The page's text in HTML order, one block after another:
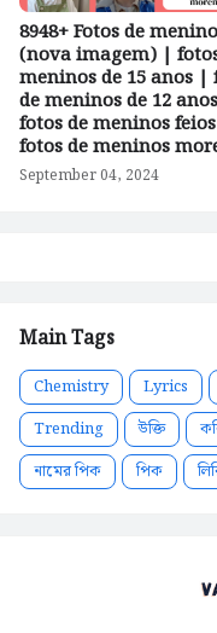
8948+ Fotos de
(nova imagem) |
meninos de 15 anos |
de meninos de 12
fotos de meninos
fotos de meninos
September 04, 2024
Main Tags
Chemistry Lyrics
Trending
উক্তি
নামের পিক
পিক